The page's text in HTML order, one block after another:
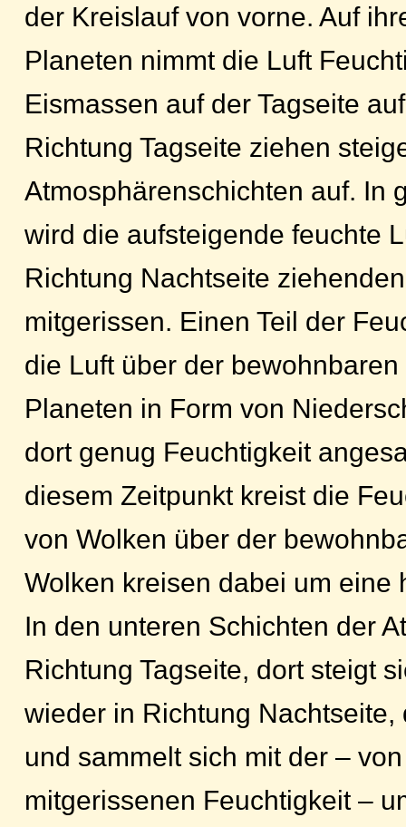
der Kreislauf von vorne. Auf
Planeten nimmt die Luft
Eismassen auf der Tagseite
Richtung Tagseite ziehen
Atmosphärenschichten auf. In
wird die aufsteigende feuchte
Richtung Nachtseite
mitgerissen. Einen Teil der
die Luft über der
Planeten in Form von
dort genug Feuchtigkeit
diesem Zeitpunkt kreist die
von Wolken über der
Wolken kreisen dabei um eine
In den unteren Schichten der
Richtung Tagseite, dort steigt
wieder in Richtung Nachtseite,
und sammelt sich mit der –
mitgerissenen Feuchtigkeit –